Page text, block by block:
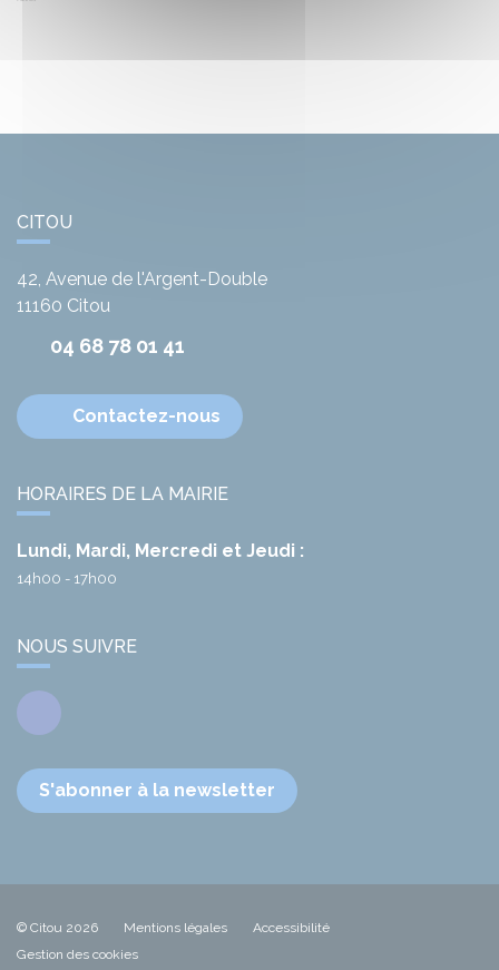
CITOU
42, Avenue de l'Argent-Double
11160 Citou
04 68 78 01 41
Contactez-nous
HORAIRES DE LA MAIRIE
Lundi, Mardi, Mercredi et Jeudi :
14h00 - 17h00
NOUS SUIVRE
Facebook
S'abonner à la newsletter
© Citou 2026 Mentions légales
Accessibilité
Gestion des cookies